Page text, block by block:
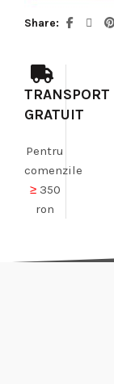
Share
TRANSPORT
GRATUIT
Pentru
comenzile
≥350
ron